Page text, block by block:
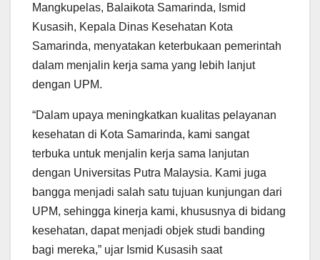
Mangkupelas, Balaikota Samarinda, Ismid
Kusasih, Kepala Dinas Kesehatan Kota
Samarinda, menyatakan keterbukaan pemerintah
dalam menjalin kerja sama yang lebih lanjut
dengan UPM.
“Dalam upaya meningkatkan kualitas pelayanan
kesehatan di Kota Samarinda, kami sangat
terbuka untuk menjalin kerja sama lanjutan
dengan Universitas Putra Malaysia. Kami juga
bangga menjadi salah satu tujuan kunjungan dari
UPM, sehingga kinerja kami, khususnya di bidang
kesehatan, dapat menjadi objek studi banding
bagi mereka,” ujar Ismid Kusasih saat